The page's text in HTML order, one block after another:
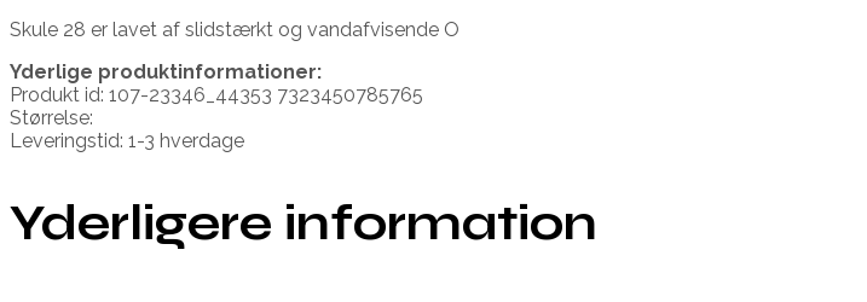
Skule 28 er lavet af slidstærkt og vandafvisende O
Yderlige produktinformationer:
Produkt id: 107-23346_44353 7323450785765
Størrelse:
Leveringstid: 1-3 hverdage
Yderligere information